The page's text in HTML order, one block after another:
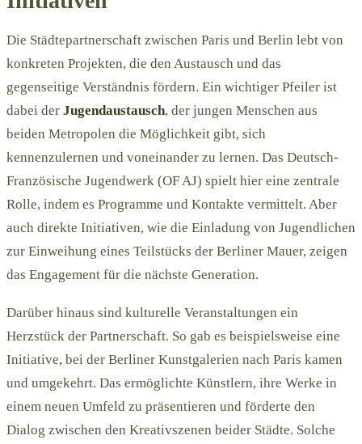
Die Städtepartnerschaft zwischen Paris und Berlin lebt von
konkreten Projekten, die den Austausch und das
gegenseitige Verständnis fördern. Ein wichtiger Pfeiler ist
dabei der Jugendaustausch, der jungen Menschen aus
beiden Metropolen die Möglichkeit gibt, sich
kennenzulernen und voneinander zu lernen. Das Deutsch-
Französische Jugendwerk (OF AJ) spielt hier eine zentrale
Rolle, indem es Programme und Kontakte vermittelt. Aber
auch direkte Initiativen, wie die Einladung von Jugendlichen
zur Einweihung eines Teilstücks der Berliner Mauer, zeigen
das Engagement für die nächste Generation.
Darüber hinaus sind kulturelle Veranstaltungen ein
Herzstück der Partnerschaft. So gab es beispielsweise eine
Initiative, bei der Berliner Kunstgalerien nach Paris kamen
und umgekehrt. Das ermöglichte Künstlern, ihre Werke in
einem neuen Umfeld zu präsentieren und förderte den
Dialog zwischen den Kreativszenen beider Städte. Solche